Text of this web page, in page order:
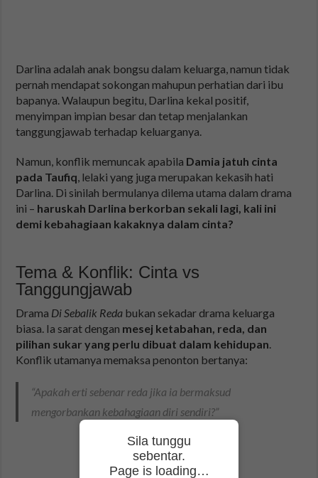
Darlina adalah anak bongsu dalam keluarga, namun tidak
pernah mendapat sokongan mahupun perhatian dari ibu
bapanya. Walaupun begitu, Darlina kekal positif,
menyimpan impian besar dan tetap menjalankan
tanggungjawab terhadap keluarganya.
Namun, konflik memuncak apabila Damia jatuh cinta
pada Taufiq , lelaki yang juga merupakan kekasih hati
Darlina. Di sinilah bermulanya dilema utama dalam drama
ini – haruskah Darlina berkorban sekali lagi, kali ini
demi kebahagiaan kakaknya dalam cinta?
Tema & Konflik: Cinta vs
Tanggungjawab
Drama Di Sebalik Reda bukan sekadar drama keluarga
biasa. Ia sarat dengan mesej ketabahan, reda, dan
pilihan sukar yang perlu dibuat dalam kehidupan
Konflik utamanya memaksa penonton bertanya:
“Apakah erti sebenar reda jika ia bermaksud
mengorbankan kebahagiaan diri sendiri?”
Sila tunggu
sebentar.
Page is loading…